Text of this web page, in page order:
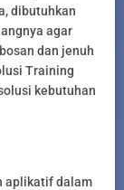
dibutuhkan
agar
dan jenuh
Training
kebutuhan
aplikatif dalam